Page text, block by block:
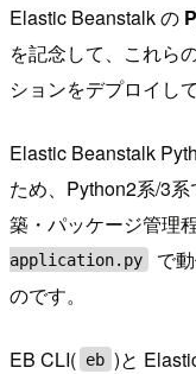
Elastic Beanstalk の
を記念して、これら
ションをデプロイし
Elastic Beanstalk
ため、Python2系/3
築・パッケージ管理
application.py
で
のです。
EB CLI( eb )と